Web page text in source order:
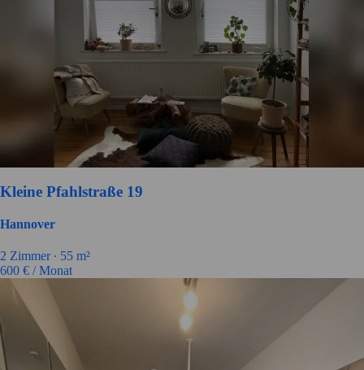
Kleine Pfahlstraße 19
Hannover
2 Zimmer ∙ 55 m²
600 € / Monat